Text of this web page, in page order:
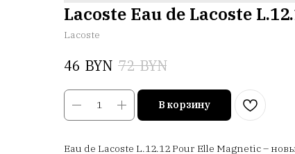
Lacoste Eau de Lacoste
Lacoste
46 BYN 72 BYN
В корзину
Eau de Lacoste L.12.12 Pour Elle Magnetic –